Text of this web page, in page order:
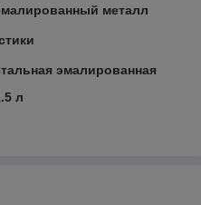
металл
эмалированная
л